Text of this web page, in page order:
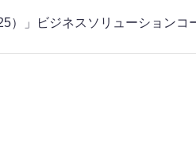
）」ビジネスソリューションコ